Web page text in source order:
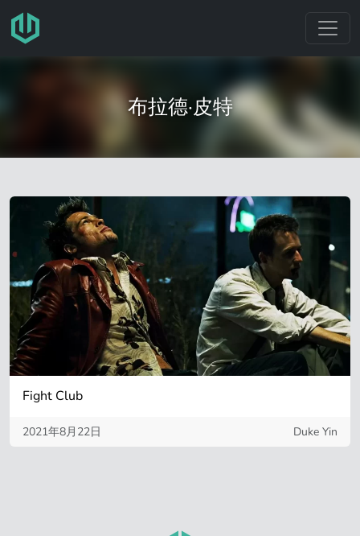
跳转至主要内容
布拉德·皮特
Fight Club
2021年8月22日 Duke Yin